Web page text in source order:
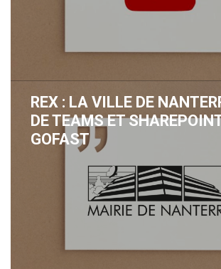
REX : LA VILLE DE
DE TEAMS ET
GOFAST